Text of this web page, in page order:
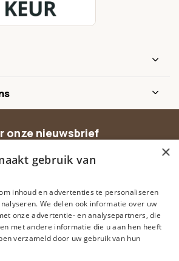
onze nieuwsbrief
Abonneer
×
gebruik van
inhoud en advertenties te personaliseren
We delen ook informatie over uw
onze advertentie- en analysepartners, die
met andere informatie die u aan hen heeft
verzameld door uw gebruik van hun